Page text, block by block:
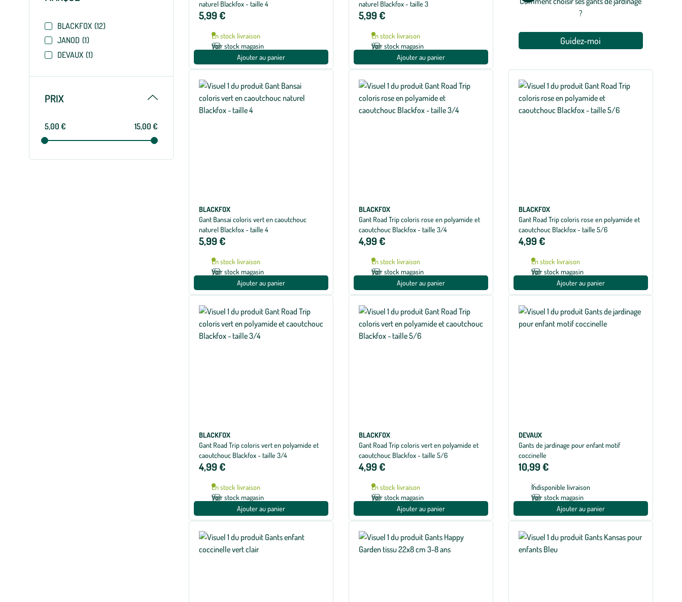
BLACKFOX (12)
JANOD (1)
DEVAUX (1)
PRIX Replier
5,00 € 15,00 €
naturel Blackfox - taille 4
5,99 €
En stock livraison
Voir stock magasin
Ajouter au panier
naturel Blackfox - taille 3
5,99 €
En stock livraison
Voir stock magasin
Ajouter au panier
?
Guidez-moi
BLACKFOX
Gant Bansai coloris vert en caoutchouc
naturel Blackfox - taille 4
5,99 €
En stock livraison
Voir stock magasin
Ajouter au panier
BLACKFOX
Gant Road Trip coloris rose en polyamide et
caoutchouc Blackfox - taille 3/4
4,99 €
En stock livraison
Voir stock magasin
Ajouter au panier
BLACKFOX
Gant Road Trip coloris rose en polyamide et
caoutchouc Blackfox - taille 5/6
4,99 €
En stock livraison
Voir stock magasin
Ajouter au panier
BLACKFOX
Gant Road Trip coloris vert en polyamide et
caoutchouc Blackfox - taille 3/4
4,99 €
En stock livraison
Voir stock magasin
Ajouter au panier
BLACKFOX
Gant Road Trip coloris vert en polyamide et
caoutchouc Blackfox - taille 5/6
4,99 €
En stock livraison
Voir stock magasin
Ajouter au panier
DEVAUX
Gants de jardinage pour enfant motif
coccinelle
10,99 €
Indisponible livraison
Voir stock magasin
Ajouter au panier